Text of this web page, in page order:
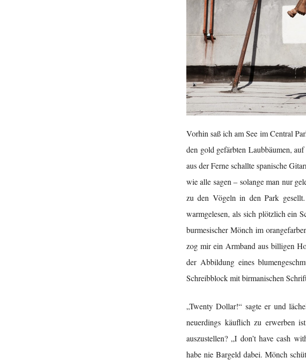
Vorhin saß ich am See im Central
den gold gefärbten Laubbäumen,
aus der Ferne schallte spanische
wie alle sagen – solange man nur
zu den Vögeln in den Park
warmgelesen, als sich plötzlich ein
burmesischer Mönch im
zog mir ein Armband aus billigen
der Abbildung eines
Schreibblock mit birmanischen
„Twenty Dollar!“ sagte er und
neuerdings käuflich zu erwerben
auszustellen? „I don’t have cash
habe nie Bargeld dabei. Mönch